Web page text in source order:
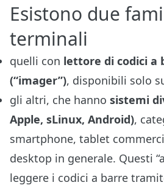
Esistono due
terminali
quelli con lettore di codici a
(“imager”), disponibili solo
gli altri, che hanno sistemi
Apple, sLinux, Android),
smartphone, tablet
desktop in generale. Questi
leggere i codici a barre